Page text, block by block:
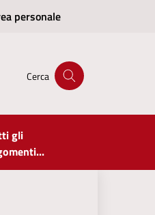
personale
Cerca
gli